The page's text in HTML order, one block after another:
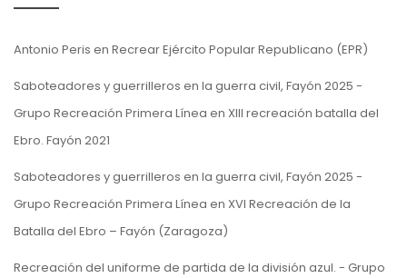
Antonio Peris en Recrear Ejército Popular Republicano (EPR)
Saboteadores y guerrilleros en la guerra civil, Fayón 2025 -
Grupo Recreación Primera Línea en XIII recreación batalla del
Ebro. Fayón 2021
Saboteadores y guerrilleros en la guerra civil, Fayón 2025 -
Grupo Recreación Primera Línea en XVI Recreación de la
Batalla del Ebro – Fayón (Zaragoza)
Recreación del uniforme de partida de la división azul. - Grupo